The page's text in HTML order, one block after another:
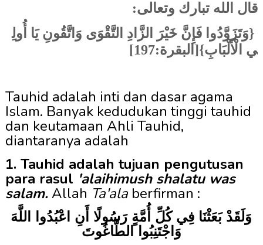
قال الله تبارك وتعالى:
{وَتَزَوَّدُوا فَإِنَّ خَيْرَ الزَّادِ التَّقْوَى وَاتَّقُونِ يَا أُولِ
ي الْأَلْبَابِ}[البقرة:197]
Tauhid adalah inti dan dasar agama
Islam. Banyak kedudukan tinggi tauhid
dan keutamaan Ahli Tauhid,
diantaranya adalah
1. Tauhid adalah tujuan pengutusan
para rasul 'alaihimush shalatu was
salam. Allah Ta'ala berfirman :
وَلَقَدْ بَعَثْنَا فِي كُلِّ أُمَّةٍ رَسُولًا أَنِ اعْبُدُوا اللَّهَ
وَاجْتَنِبُوا الطَّاغُوتَ